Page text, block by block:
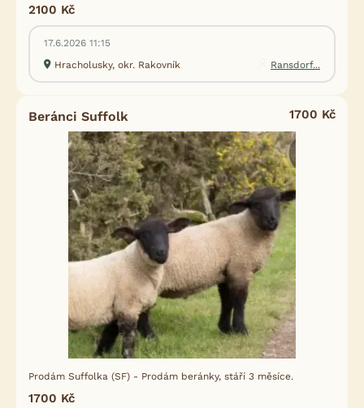
2100 Kč
17.6.2026 11:15
Hracholusky, okr. Rakovník
Ransdorf...
Beránci Suffolk 1700 Kč
Prodám Suffolka (SF) - Prodám beránky, stáří 3 měsíce.
1700 Kč